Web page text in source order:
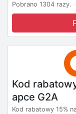
Pobrano 1304 razy.
Kod
apce G2A
Kod rabatowy 15%